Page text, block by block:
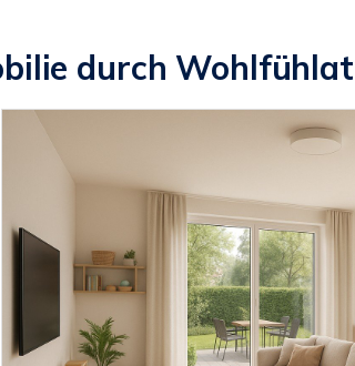
durch